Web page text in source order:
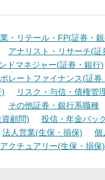
・リテール・FP(証券・
アナリスト・リサーチ(証
ドマネジャー(証券・銀行)
レートファイナンス(証券
)
リスク・与信・債権管
その他証券・銀行系職種
顧問)
投信・年金バッ
法人営業(生保・損保)
個
アクチュアリー(生保・損保)